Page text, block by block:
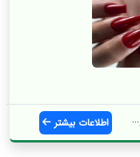
اطلاعات بیشتر